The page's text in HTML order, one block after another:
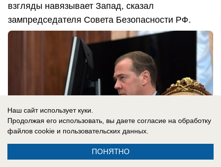
взгляды навязывает Запад, сказал
зампредседателя Совета Безопасности РФ.
Наш сайт использует куки.
Продолжая его использовать, вы даете согласие на обработку
файлов cookie и пользовательских данных.
ПОНЯТНО